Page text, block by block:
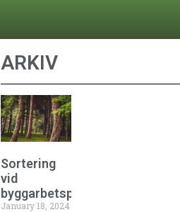
ARKIV
Sortering
vid
byggarbetsplats
January 18, 2024